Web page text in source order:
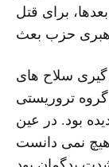
برای قتل
سلاح های
تروریستی
۱۹۴۰ میلادی دیده بود. در عین
هیچ نمی دانست